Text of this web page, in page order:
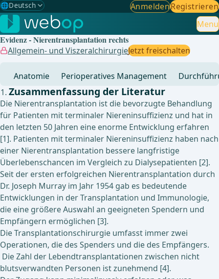
🌐Deutsch
Gewählte Sprache: Deutsch
🇩🇪 Deutsch ✓
🇬🇧English
🇧🇷
AnmeldenRegistrieren
Menu
Evidenz - Nierentransplantation rechts
Allgemein- und ViszeralchirurgieJetzt freischalten
Anatomie Perioperatives Management
Zusammenfassung der Literatur
Die Nierentransplantation ist die bevorzugte Behandlung
für Patienten mit terminaler Niereninsuffizienz und hat in
den letzten 50 Jahren eine enorme Entwicklung erfahren
[1]. Patienten mit terminaler Niereninsuffizienz haben nach
einer Nierentransplantation bessere langfristige
Überlebenschancen im Vergleich zu Dialysepatienten [2].
Seit der ersten erfolgreichen Nierentransplantation durch
Dr. Joseph Murray im Jahr 1954 gab es bedeutende
Entwicklungen in der Transplantation und Immunologie,
die eine größere Auswahl an geeigneten Spendern und
Empfängern ermöglichen [3].
Die Transplantationschirurgie umfasst immer zwei
Operationen, die des Spenders und die des Empfängers.
Die Zahl der Lebendtransplantationen zwischen nicht
blutsverwandten Personen ist zunehmend [4].